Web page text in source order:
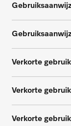
Verkorte
Verkorte
Verkorte